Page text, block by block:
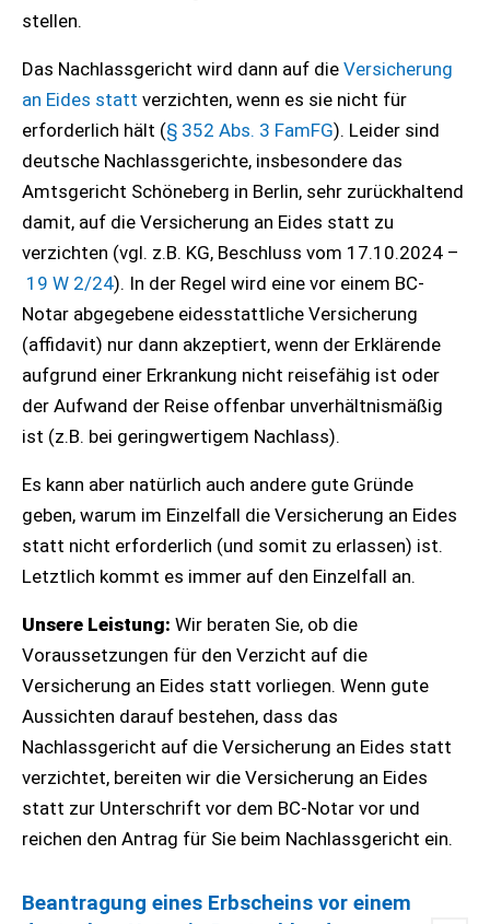
stellen.
Das Nachlassgericht wird dann auf die Versicherung
an Eides statt verzichten, wenn es sie nicht für
erforderlich hält (§ 352 Abs. 3 FamFG). Leider sind
deutsche Nachlassgerichte, insbesondere das
Amtsgericht Schöneberg in Berlin, sehr zurückhaltend
damit, auf die Versicherung an Eides statt zu
verzichten (vgl. z.B. KG, Beschluss vom 17.10.2024 –
19 W 2/24). In der Regel wird eine vor einem BC-
Notar abgegebene eidesstattliche Versicherung
(affidavit) nur dann akzeptiert, wenn der Erklärende
aufgrund einer Erkrankung nicht reisefähig ist oder
der Aufwand der Reise offenbar unverhältnismäßig
ist (z.B. bei geringwertigem Nachlass).
Es kann aber natürlich auch andere gute Gründe
geben, warum im Einzelfall die Versicherung an Eides
statt nicht erforderlich (und somit zu erlassen) ist.
Letztlich kommt es immer auf den Einzelfall an.
Unsere Leistung: Wir beraten Sie, ob die
Voraussetzungen für den Verzicht auf die
Versicherung an Eides statt vorliegen. Wenn gute
Aussichten darauf bestehen, dass das
Nachlassgericht auf die Versicherung an Eides statt
verzichtet, bereiten wir die Versicherung an Eides
statt zur Unterschrift vor dem BC-Notar vor und
reichen den Antrag für Sie beim Nachlassgericht ein.
Beantragung eines Erbscheins vor einem